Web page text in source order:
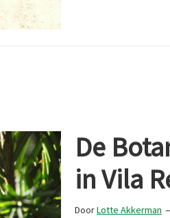
De
in Vila
DoorLotte Akkerman